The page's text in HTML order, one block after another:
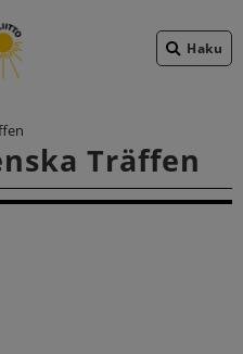
Haku
Träffen